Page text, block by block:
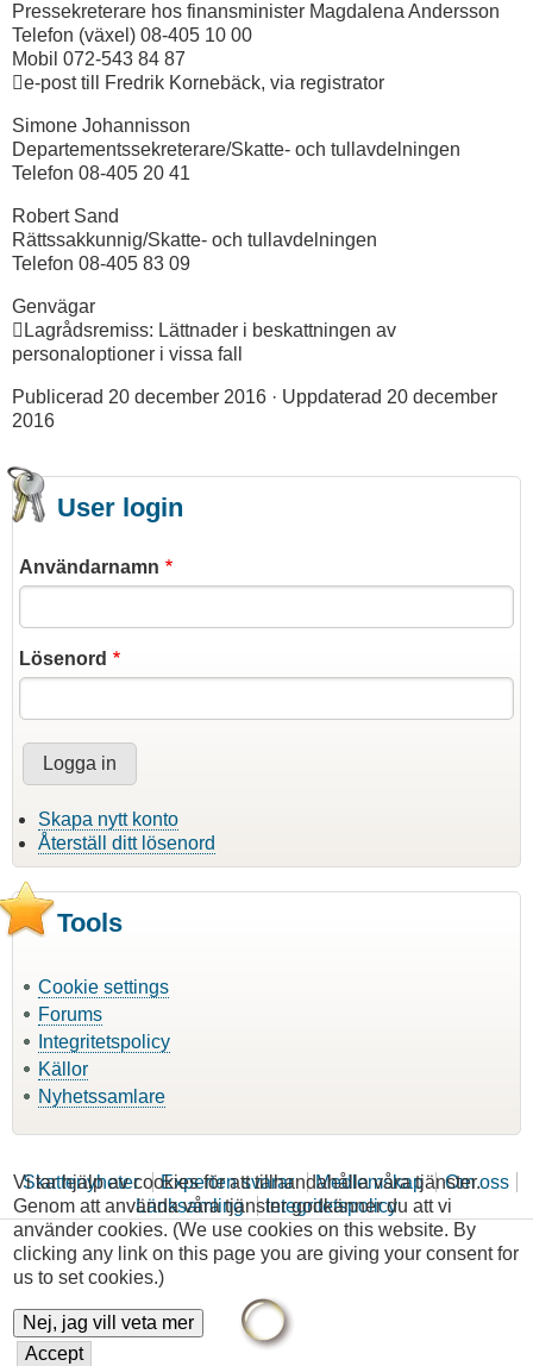
Pressekreterare hos finansminister Magdalena Andersson
Telefon (växel) 08-405 10 00
Mobil 072-543 84 87
e-post till Fredrik Kornebäck, via registrator
Simone Johannisson
Departementssekreterare/Skatte- och tullavdelningen
Telefon 08-405 20 41
Robert Sand
Rättssakkunnig/Skatte- och tullavdelningen
Telefon 08-405 83 09
Genvägar
Lagrådsremiss: Lättnader i beskattningen av
personaloptioner i vissa fall
Publicerad 20 december 2016 · Uppdaterad 20 december
2016
User login
Användarnamn
Lösenord
Skapa nytt konto
Återställ ditt lösenord
Tools
Cookie settings
Forums
Integritetspolicy
Källor
Nyhetssamlare
Skattenyheter Experten svarar Medlemskap
Om oss
Länksamling
Integritetspolicy
Vi tar hjälp av cookies för att tillhandahålla våra tjänster.
Genom att använda våra tjänster godkänner du att vi
använder cookies. (We use cookies on this website. By
clicking any link on this page you are giving your consent for
us to set cookies.)
Nej, jag vill veta mer
Accept